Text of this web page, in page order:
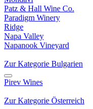
Patz & Hall Wine Co.
Paradigm Winery
Ridge
Napa Valley
Napanook Vineyard
Zur Kategorie Bulgarien
Pirev Wines
Zur Kategorie Österreich